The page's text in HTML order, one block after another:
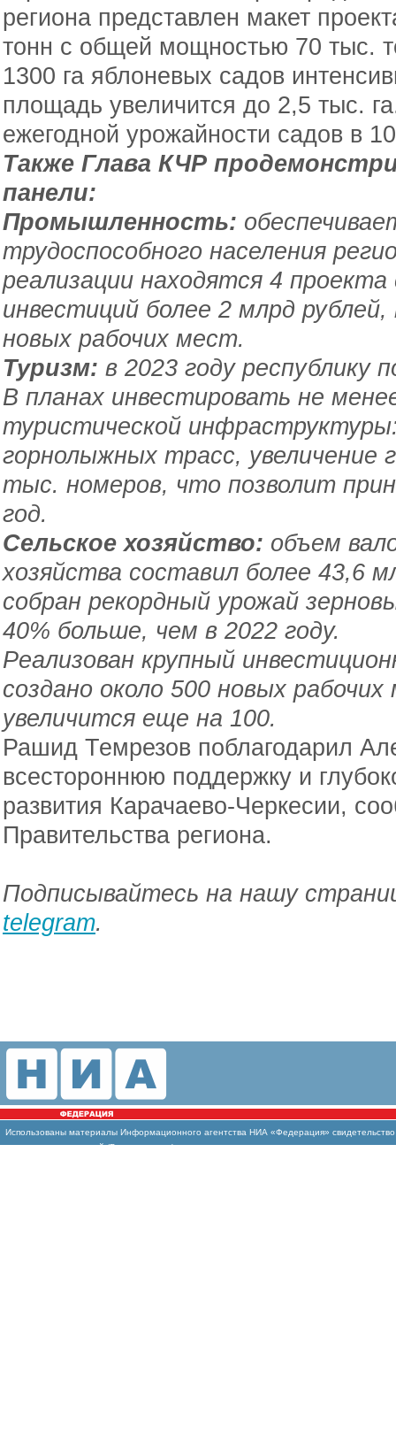
региона представлен макет
тонн с общей мощностью 70 тыс.
1300 га яблоневых садов
площадь увеличится до 2,5 тыс.
ежегодной урожайности садов в
Также Глава КЧР
панели:
Промышленность:
трудоспособного населения
реализации находятся 4
инвестиций более 2 млрд
новых рабочих мест.
Туризм: в 2023 году республику
В планах инвестировать не
туристической
горнолыжных трасс, увеличение
тыс. номеров, что позволит
год.
Сельское хозяйство: объем
хозяйства составил более 43,6
собран рекордный урожай
40% больше, чем в 2022 году.
Реализован крупный
создано около 500 новых
увеличится еще на 100.
Рашид Темрезов поблагодарил
всестороннюю поддержку и
развития Карачаево-Черкесии,
Правительства региона.
Подписывайтесь на нашу
telegram.
Использованы материалы Информационного агентства НИА «Федерация»
массовых коммуникаций (Роскомнадзор)